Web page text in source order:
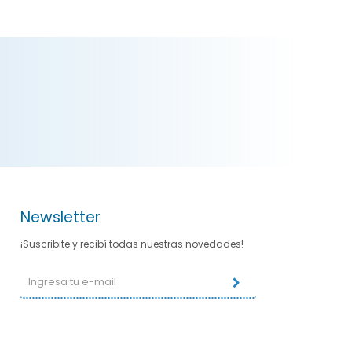
Newsletter
¡Suscribite y recibí todas nuestras novedades!